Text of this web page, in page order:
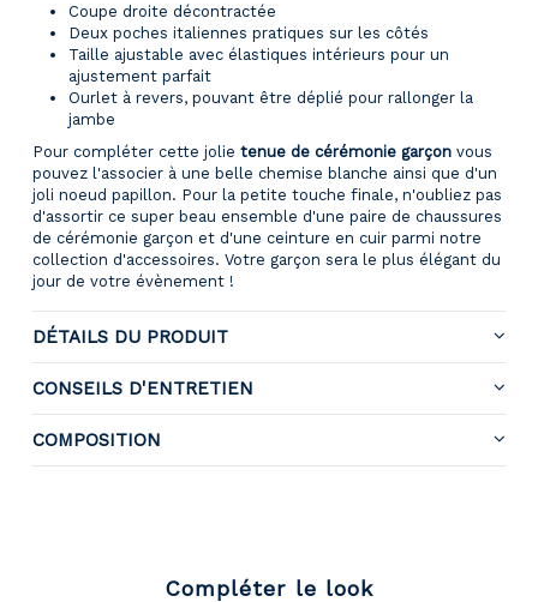
Coupe droite décontractée
Deux poches italiennes pratiques sur les côtés
Taille ajustable avec élastiques intérieurs pour un
ajustement parfait
Ourlet à revers, pouvant être déplié pour rallonger la
jambe
Pour compléter cette jolie tenue de cérémonie garçonvous
pouvez l'associer à une belle chemise blanche ainsi que d'un
joli noeud papillon. Pour la petite touche finale, n'oubliez pas
d'assortir ce super beau ensemble d'une paire de chaussures
de cérémonie garçon et d'une ceinture en cuir parmi notre
collection d'accessoires. Votre garçon sera le plus élégant du
jour de votre évènement !
DÉTAILS DU PRODUIT
CONSEILS D'ENTRETIEN
COMPOSITION
Compléter le look